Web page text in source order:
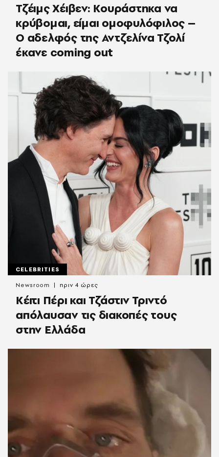
Τζέιμς Χέιβεν: Κουράστηκα να
κρύβομαι, είμαι ομοφυλόφιλος –
Ο αδελφός της Αντζελίνα Τζολί
έκανε coming out
CELEBRITIES
Κέιτι Πέρι και Τζάστιν Τριντό
απόλαυσαν τις διακοπές τους
στην Ελλάδα
Newsroom πριν 4 ώρες